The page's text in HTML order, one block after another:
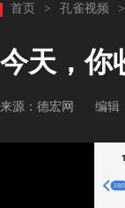
首页 > 孔雀视频 >
今天，你
来源：德宏网 编辑